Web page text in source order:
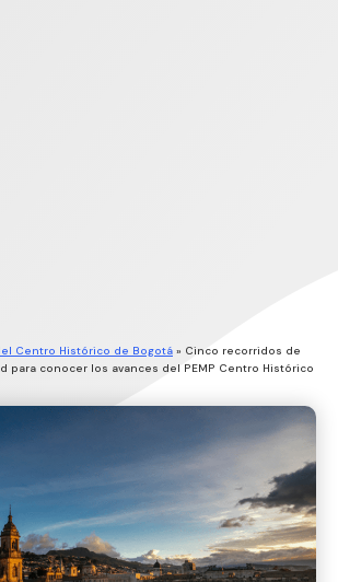
Centro Histórico de Bogotá » Cinco recorridos de
para conocer los avances del PEMP Centro Histórico